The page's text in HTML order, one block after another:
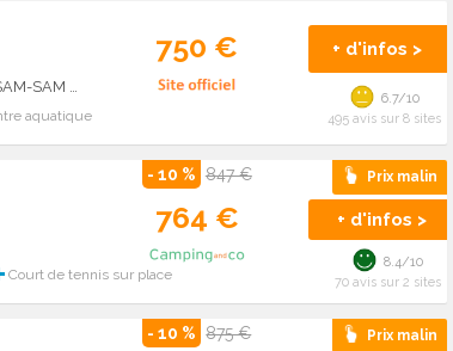
Mobile Home Pep's - 3 chambres 33m² - avec TV. SAM-SAM 6 pers.
aquatique
750 € + d'infos >
6.7/10
495 avis sur 8 sites
Court de tennis sur place
- 10 % 847 €
764 €
Prix malin
+ d'infos >
8.4/10
70 avis sur 2 sites
- 10 % 875 € Prix malin